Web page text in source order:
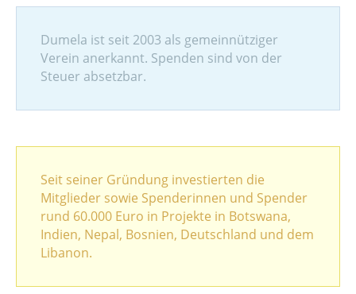
Dumela ist seit 2003 als gemeinnütziger
Verein anerkannt. Spenden sind von der
Steuer absetzbar.
Seit seiner Gründung investierten die
Mitglieder sowie Spenderinnen und Spender
rund 60.000 Euro in Projekte in Botswana,
Indien, Nepal, Bosnien, Deutschland und dem
Libanon.